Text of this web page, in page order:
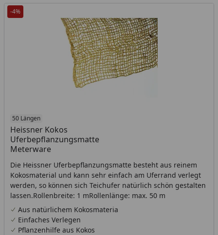
-4%
50 Längen
Heissner Kokos
Uferbepflanzungsmatte
Meterware
Die Heissner Uferbepflanzungsmatte besteht aus reinem
Kokosmaterial und kann sehr einfach am Uferrand verlegt
werden, so können sich Teichufer natürlich schön gestalten
lassen.Rollenbreite: 1 mRollenlänge: max. 50 m
Aus natürlichem Kokosmateria
Einfaches Verlegen
Pflanzenhilfe aus Kokos